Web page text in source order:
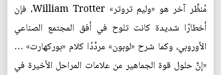
مُنظِّر آخر هو «وليم تروتر» William Trotter، فإن
أخطارًا شديدة كانت تلوح في أفق المجتمع الصناعي
الأوروبي، وكما شرح «لوبون» مردِّدًا كلام «بوركهارت» …
«إنَّ حلول قوة الجماهير من علامات المراحل الأخيرة في